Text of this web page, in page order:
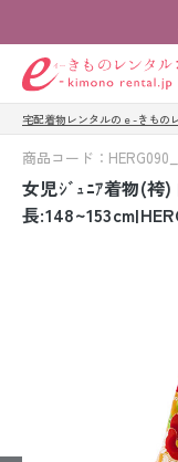
ゲスト
お気に入り
会社案内
宅配着物レンタルのｅ-きもの
商品コード：
女児ｼﾞｭﾆｱ着物(袴
長